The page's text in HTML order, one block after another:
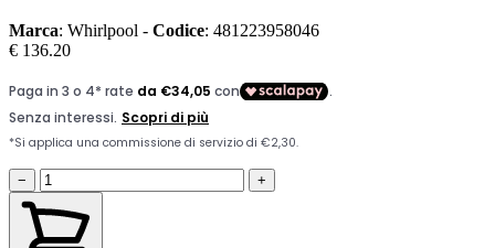
Marca: Whirlpool - Codice: 481223958046
€ 136.20
− +